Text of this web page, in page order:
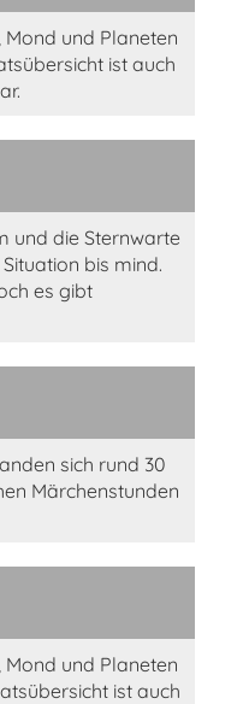
und Planeten
ist auch
und die Sternwarte
bis mind.
es gibt
sich rund 30
Märchenstunden
und Planeten
ist auch